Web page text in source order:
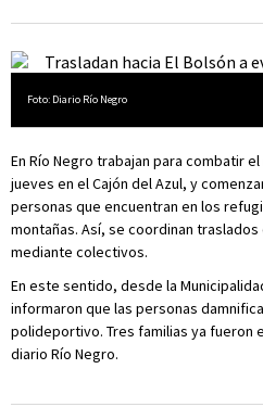
Foto: Diario Río Negro
En Río Negro trabajan para combatir
jueves en el Cajón del Azul, y
personas que encuentran en los
montañas. Así, se coordinan traslados
mediante colectivos.
En este sentido, desde la
informaron que las personas
polideportivo. Tres familias ya fueron
diario Río Negro.